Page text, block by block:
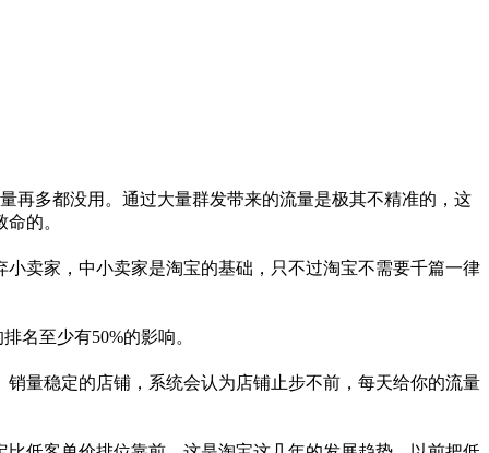
多都没用。通过大量群发带来的流量是极其不精准的，这
的。
卖家，中小卖家是淘宝的基础，只不过淘宝不需要千篇一律
至少有50%的影响。
量稳定的店铺，系统会认为店铺止步不前，每天给你的流量